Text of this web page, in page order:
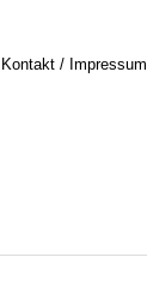
Kontakt / Impressum